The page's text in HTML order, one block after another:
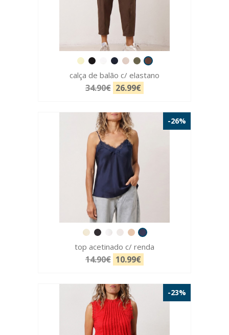
calça de balão c/ elastano
34.90€ 26.99€
-26%
top acetinado c/ renda
14.90€ 10.99€
-23%